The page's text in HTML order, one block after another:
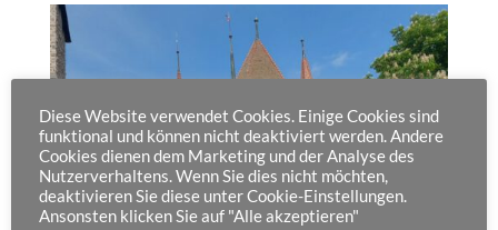
Diese Website verwendet Cookies. Einige Cookies sind
funktional und können nicht deaktiviert werden. Andere
Cookies dienen dem Marketing und der Analyse des
Nutzerverhaltens. Wenn Sie dies nicht möchten,
deaktivieren Sie diese unter Cookie-Einstellungen.
Ansonsten klicken Sie auf "Alle akzeptieren"